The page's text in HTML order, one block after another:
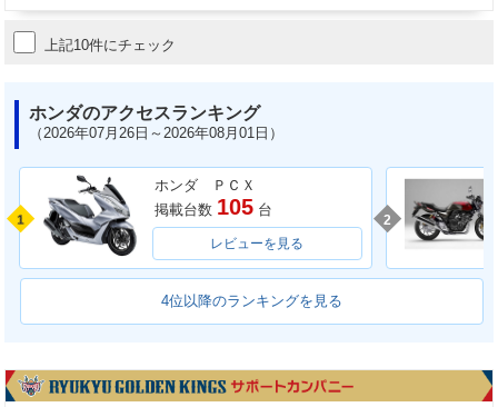
上記10件にチェック
ホンダのアクセスランキング
（2026年07月26日～2026年08月01日）
1
ホンダ ＰＣＸ
掲載台数 105 台
レビューを見る
2
4位以降のランキングを見る